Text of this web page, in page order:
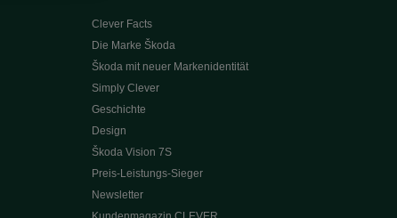
Clever Facts
Die Marke Škoda
Škoda mit neuer Markenidentität
Simply Clever
Geschichte
Design
Škoda Vision 7S
Preis-Leistungs-Sieger
Newsletter